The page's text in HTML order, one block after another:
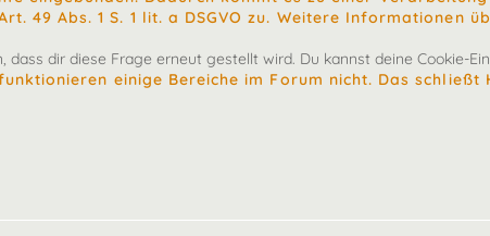
49 Abs. 1 S. 1 lit. a DSGVO zu. Weitere Informationen
dir diese Frage erneut gestellt wird. Du kannst deine Cookie-
einige Bereiche im Forum nicht. Das schließt